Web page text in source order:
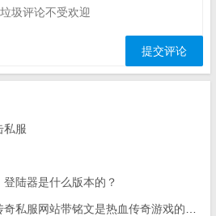
私服
陆器是什么版本的？
私服网站带铭文是热血传奇游戏的主流